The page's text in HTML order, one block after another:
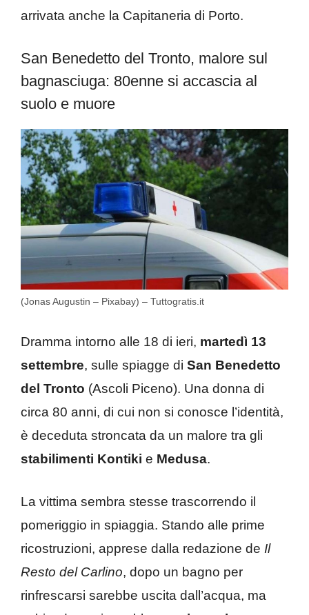
arrivata anche la Capitaneria di Porto.
San Benedetto del Tronto, malore sul
bagnasciuga: 80enne si accascia al
suolo e muore
(Jonas Augustin – Pixabay) – Tuttogratis.it
Dramma intorno alle 18 di ieri, martedì 13
settembre, sulle spiagge di San Benedetto
del Tronto (Ascoli Piceno). Una donna di
circa 80 anni, di cui non si conosce l’identità,
è deceduta stroncata da un malore tra gli
stabilimenti Kontiki e Medusa.
La vittima sembra stesse trascorrendo il
pomeriggio in spiaggia. Stando alle prime
ricostruzioni, apprese dalla redazione de Il
Resto del Carlino, dopo un bagno per
rinfrescarsi sarebbe uscita dall’acqua, ma